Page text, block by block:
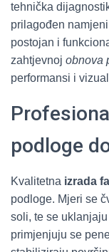
tehnička
prilagođen
postojan i
zahtjevnoj obnova
performansi i
podloge
Kvalitetna izrada
podloge. Mjeri se
soli, te se
primjenjuju se